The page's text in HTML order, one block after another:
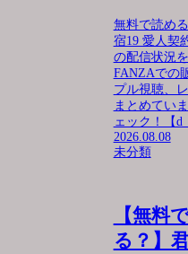
無料で読め
宿19 愛人契
の配信状況
FANZAでの
プル視聴、
まとめてい
ェック！【
2026.08.08
未分類
【無料
る？】